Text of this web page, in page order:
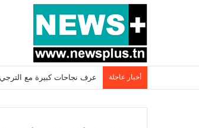
أخبار عاجلة بسبب المرزوقي وبتكليف من